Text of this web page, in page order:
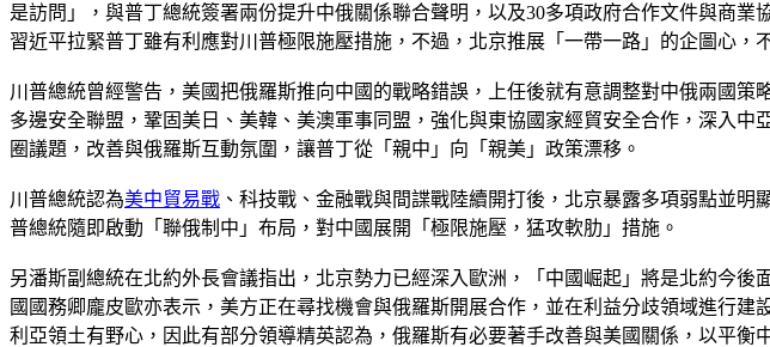
是訪問」，與普丁總統簽署兩份提升中俄關係聯合聲明，以及30多項政府合作文件與商
習近平拉緊普丁雖有利應對川普極限施壓措施，不過，北京推展「一帶一路」的企圖心
川普總統曾經警告，美國把俄羅斯推向中國的戰略錯誤，上任後就有意調整對中俄兩國
多邊安全聯盟，鞏固美日、美韓、美澳軍事同盟，強化與東協國家經貿安全合作，深入
圈議題，改善與俄羅斯互動氛圍，讓普丁從「親中」向「親美」政策漂移。
川普總統認為美中貿易戰 、科技戰、金融戰與間諜戰陸續開打後，北京暴露多項弱點並
普總統隨即啟動「聯俄制中」布局，對中國展開「極限施壓，猛攻軟肋」措施。
另潘斯副總統在北約外長會議指出，北京勢力已經深入歐洲，「中國崛起」將是北約今
國國務卿龐皮歐亦表示，美方正在尋找機會與俄羅斯開展合作，並在利益分歧領域進行
利亞領土有野心，因此有部分領導精英認為，俄羅斯有必要著手改善與美國關係，以平衡